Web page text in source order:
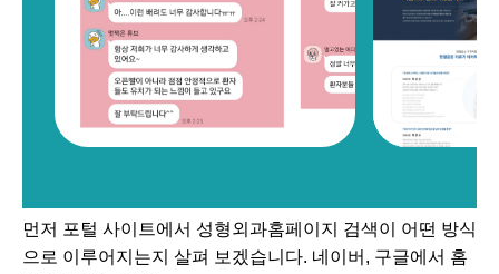
먼저 포털 사이트에서 성형외과홈페이지 검색이 어떤 방식
으로 이루어지는지 살펴 보겠습니다. 네이버, 구글에서 홈